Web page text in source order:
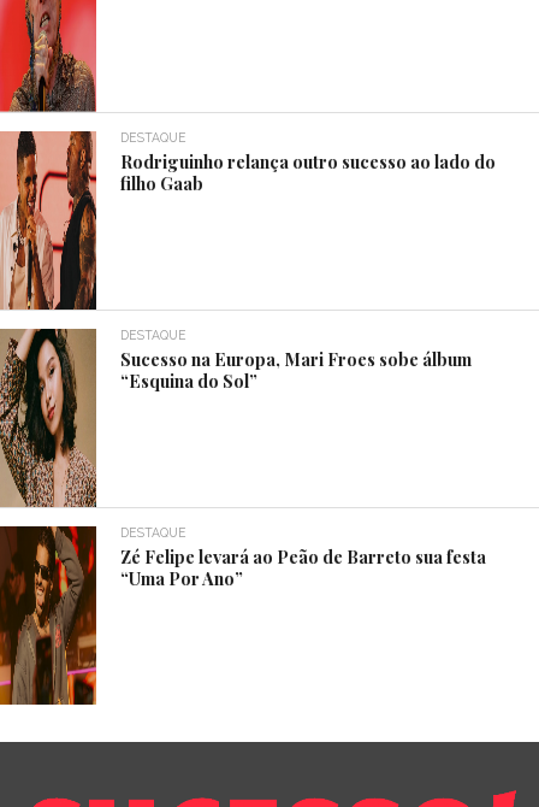
DESTAQUE
Rodriguinho relança outro sucesso ao lado do
filho Gaab
DESTAQUE
Sucesso na Europa, Mari Froes sobe álbum
“Esquina do Sol”
DESTAQUE
Zé Felipe levará ao Peão de Barreto sua festa
“Uma Por Ano”